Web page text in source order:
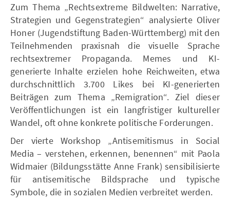
Zum Thema „Rechtsextreme Bildwelten: Narrative,
Strategien und Gegenstrategien“ analysierte Oliver
Honer (Jugendstiftung Baden-Württemberg) mit den
Teilnehmenden praxisnah die visuelle Sprache
rechtsextremer Propaganda. Memes und KI-
generierte Inhalte erzielen hohe Reichweiten, etwa
durchschnittlich 3.700 Likes bei KI-generierten
Beiträgen zum Thema „Remigration“. Ziel dieser
Veröffentlichungen ist ein langfristiger kultureller
Wandel, oft ohne konkrete politische Forderungen.
Der vierte Workshop „Antisemitismus in Social
Media – verstehen, erkennen, benennen“ mit Paola
Widmaier (Bildungsstätte Anne Frank) sensibilisierte
für antisemitische Bildsprache und typische
Symbole, die in sozialen Medien verbreitet werden.